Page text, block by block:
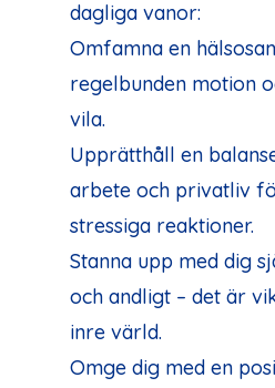
dagliga vanor:
Omfamna en
regelbunden motion
vila.
Upprätthåll en
arbete och privatliv
stressiga reaktioner.
Stanna upp med dig
och andligt – det är
inre värld.
Omge dig med en